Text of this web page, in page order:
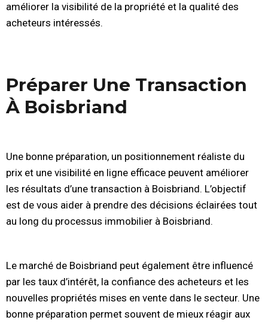
améliorer la visibilité de la propriété et la qualité des
acheteurs intéressés.
Préparer Une Transaction
À Boisbriand
Une bonne préparation, un positionnement réaliste du
prix et une visibilité en ligne efficace peuvent améliorer
les résultats d’une transaction à Boisbriand. L’objectif
est de vous aider à prendre des décisions éclairées tout
au long du processus immobilier à Boisbriand.
Le marché de Boisbriand peut également être influencé
par les taux d’intérêt, la confiance des acheteurs et les
nouvelles propriétés mises en vente dans le secteur. Une
bonne préparation permet souvent de mieux réagir aux